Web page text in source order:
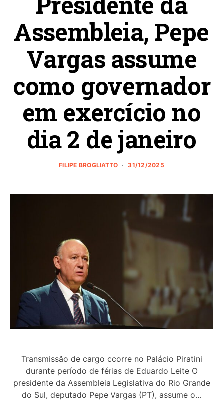
Assembleia, Pepe
Vargas assume
como governador
em exercício no
dia 2 de janeiro
FILIPE BROGLIATTO 31/12/2025
Transmissão de cargo ocorre no Palácio Piratini
durante período de férias de Eduardo Leite O
presidente da Assembleia Legislativa do Rio Grande
do Sul, deputado Pepe Vargas (PT), assume o…